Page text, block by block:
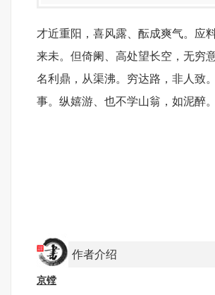
才近重阳，喜风露、酝成爽气。应
来未。但倚阑、高处望长空，无穷意
名利鼎，从渠沸。穷达路，非人致
事。纵嬉游、也不学山翁，如泥醉。
作者介绍
京镗